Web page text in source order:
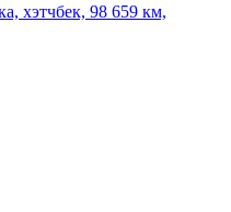
хэтчбек, 98 659 км,